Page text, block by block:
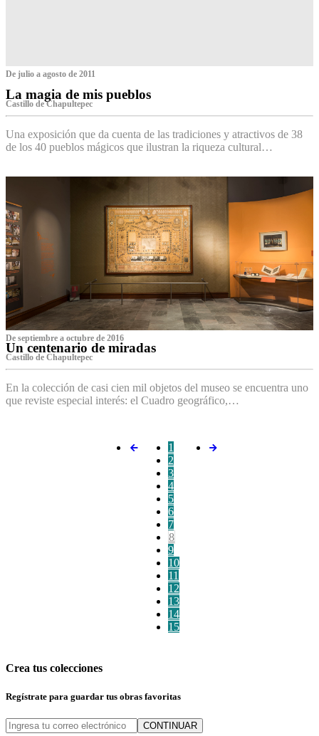
De julio a agosto de 2011
La magia de mis pueblos
Castillo de Chapultepec
Una exposición que da cuenta de las tradiciones y atractivos de 38
de los 40 pueblos mágicos que ilustran la riqueza cultural…
De septiembre a octubre de 2016
Un centenario de miradas
Castillo de Chapultepec
En la colección de casi cien mil objetos del museo se encuentra uno
que reviste especial interés: el Cuadro geográfico,…
1
2
3
4
5
6
7
8
9
10
11
12
13
14
15
Crea tus colecciones
Regístrate para guardar tus obras favoritas
CONTINUAR